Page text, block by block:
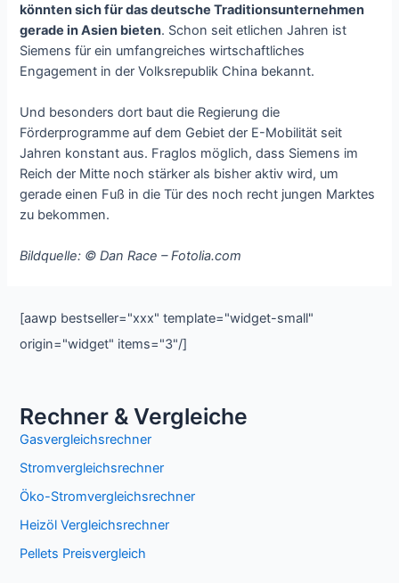
könnten sich für das deutsche Traditionsunternehmen
gerade in Asien bieten. Schon seit etlichen Jahren ist
Siemens für ein umfangreiches wirtschaftliches
Engagement in der Volksrepublik China bekannt.
Und besonders dort baut die Regierung die
Förderprogramme auf dem Gebiet der E-Mobilität seit
Jahren konstant aus. Fraglos möglich, dass Siemens im
Reich der Mitte noch stärker als bisher aktiv wird, um
gerade einen Fuß in die Tür des noch recht jungen Marktes
zu bekommen.
Bildquelle: © Dan Race – Fotolia.com
[aawp bestseller="xxx" template="widget-small"
origin="widget" items="3"/]
Rechner & Vergleiche
Gasvergleichsrechner
Stromvergleichsrechner
Öko-Stromvergleichsrechner
Heizöl Vergleichsrechner
Pellets Preisvergleich